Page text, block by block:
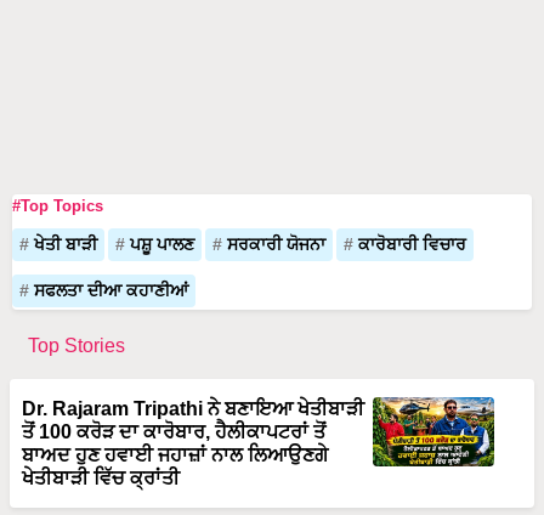
#Top Topics
ਖੇਤੀ ਬਾੜੀ ਪਸ਼ੂ ਪਾਲਣ ਸਰਕਾਰੀ ਯੋਜਨਾ ਕਾਰੋਬਾਰੀ ਵਿਚਾਰ
ਸਫਲਤਾ ਦੀਆ ਕਹਾਣੀਆਂ
Top Stories
Dr. Rajaram Tripathi ਨੇ ਬਣਾਇਆ ਖੇਤੀਬਾੜੀ
ਤੋਂ 100 ਕਰੋੜ ਦਾ ਕਾਰੋਬਾਰ, ਹੈਲੀਕਾਪਟਰਾਂ ਤੋਂ
ਬਾਅਦ ਹੁਣ ਹਵਾਈ ਜਹਾਜ਼ਾਂ ਨਾਲ ਲਿਆਉਣਗੇ
ਖੇਤੀਬਾੜੀ ਵਿੱਚ ਕ੍ਰਾਂਤੀ